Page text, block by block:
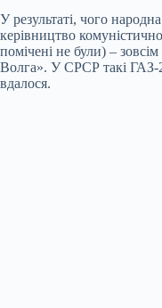
У результаті, чого
керівництво
помічені не були) –
Волга». У СРСР такі ГАЗ-
вдалося.